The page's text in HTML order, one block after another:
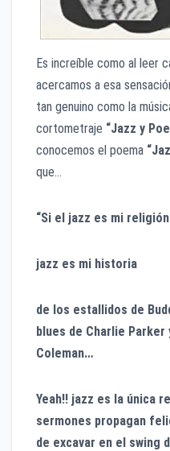
Es increíble como al leer
acercamos a esa
tan genuino como la
cortometraje “Jazz y
conocemos el poema
que…
“Si el jazz es mi religión
jazz es mi historia
de los estallidos de
blues de Charlie
Coleman…
Yeah!! jazz es la única
sermones propagan
de excavar en el swing